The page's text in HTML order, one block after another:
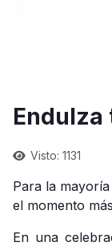
Endulza
Visto: 1131
Para la
el momento
En una